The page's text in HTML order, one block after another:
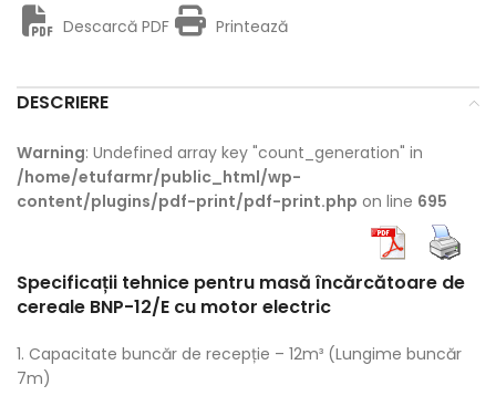
Descarcă PDF Printează
DESCRIERE
Warning: Undefined array key "count_generation" in
/home/etufarmr/public_html/wp-
content/plugins/pdf-print/pdf-print.php on line 695
Specificații tehnice pentru masă încărcătoare de
cereale BNP-12/E cu motor electric
1. Capacitate buncăr de recepție – 12m³ (Lungime buncăr
7m)